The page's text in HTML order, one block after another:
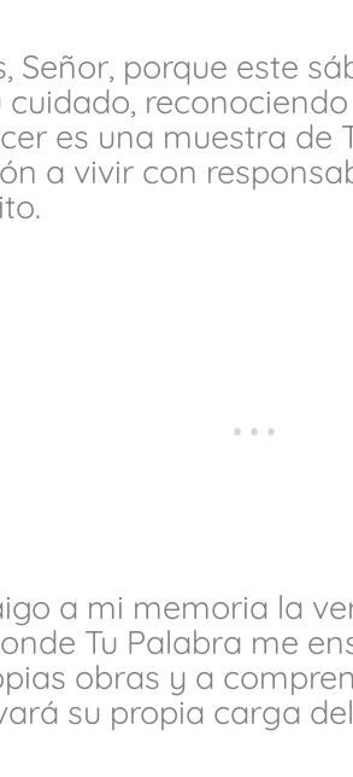
Señor, porque este
cuidado,
es una muestra de
a vivir con
a mi memoria la
Tu Palabra me
obras y a
su propia carga